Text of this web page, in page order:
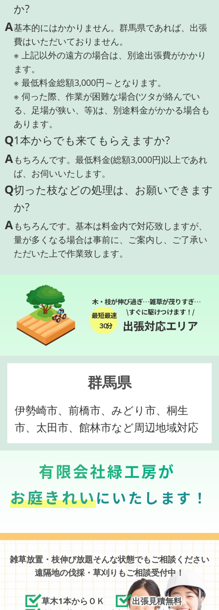
か?
A基本的にはかかりません。群馬県であれば、出張
費はいただいておりません。
※ 上記以外の遠方の場合は、別途出張費がかかり
ます。
※ 最低料金総額3,000円～となります。
※ 伺った際、作業が困難な場合(ツタが絡んでい
る、足場が狭い、等)は、別途料金がかかる場合も
あります。
Q1本からでも来てもらえますか?
Aもちろんです。最低料金(総額3,000円)以上であれ
ば、お伺いいたします。
Q切った枝などの処理は、お願いできます
か?
Aもちろんです。基本は料金内で対応致しますが、
量が多くなる場合は事前に、ご案内し、ご了承い
ただいた上で作業致します。
木・枝が伸び過ぎ…雑草が茂りすぎ…
最短最速
３０分
\すぐに駆けつけます！/
出張対応エリア
群馬県
伊勢崎市、前橋市、みどり市、桐生
市、太田市、館林市など周辺地域対応
有限会社緑工房が
お庭きれいにいたします！
雑草放置・枝伸び放題そんな状態でもご相談ください
遠隔地の伐採・草刈りもご相談受付中！
草木1本からＯＫ
出張見積無料